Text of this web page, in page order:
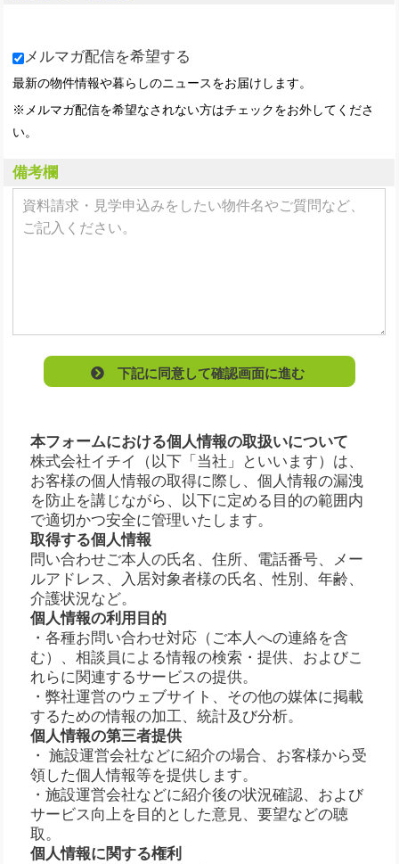
メルマガ配信を希望する
最新の物件情報や暮らしのニュースをお届けします。
※メルマガ配信を希望なされない方はチェックをお外してくださ
い。
備考欄
下記に同意して確認画面に進む
本フォームにおける個人情報の取扱いについて
株式会社イチイ（以下「当社」といいます）は、
お客様の個人情報の取得に際し、個人情報の漏洩
を防止を講じながら、以下に定める目的の範囲内
で適切かつ安全に管理いたします。
取得する個人情報
問い合わせご本人の氏名、住所、電話番号、メー
ルアドレス、入居対象者様の氏名、性別、年齢、
介護状況など。
個人情報の利用目的
・各種お問い合わせ対応（ご本人への連絡を含
む）、相談員による情報の検索・提供、およびこ
れらに関連するサービスの提供。
・弊社運営のウェブサイト、その他の媒体に掲載
するための情報の加工、統計及び分析。
個人情報の第三者提供
・ 施設運営会社などに紹介の場合、お客様から受
領した個人情報等を提供します。
・施設運営会社などに紹介後の状況確認、および
サービス向上を目的とした意見、要望などの聴
取。
個人情報に関する権利